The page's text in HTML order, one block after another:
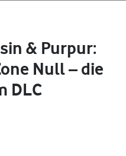
& Purpur:
Null – die
DLC